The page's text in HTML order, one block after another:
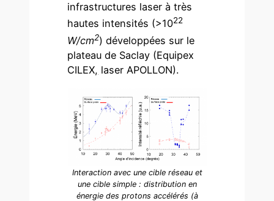
infrastructures laser à très
hautes intensités (>1022
W/cm2) développées sur le
plateau de Saclay (Equipex
CILEX, laser APOLLON).
Interaction avec une cible réseau et
une cible simple : distribution en
énergie des protons accélérés (à